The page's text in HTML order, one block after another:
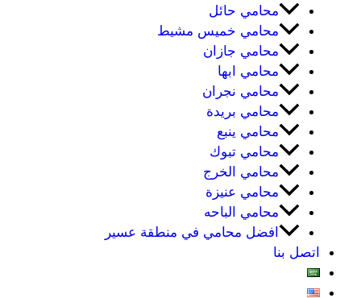
محامي حائل
محامي خميس مشيط
محامي جازان
محامي ابها
محامي نجران
محامي بريدة
محامي ينبع
محامي تبوك
محامي الخرج
محامي عنيزة
محامي الباحه
افضل محامي في منطقة عسير
اتصل بنا